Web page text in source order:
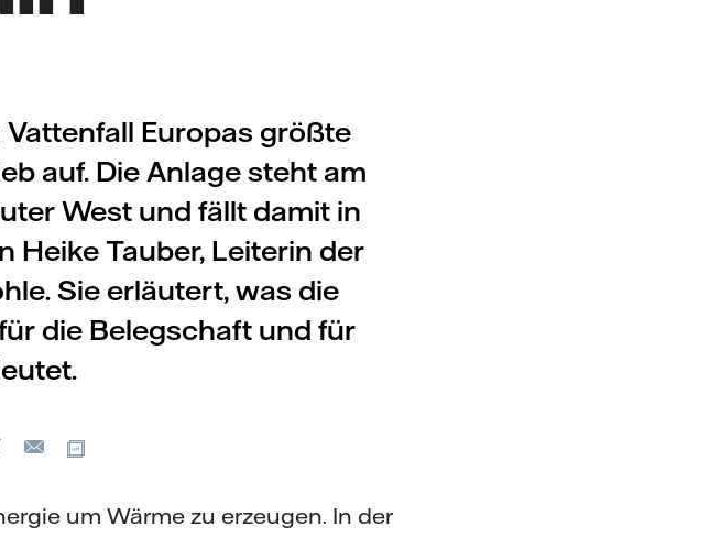
Europas größte
auf. Die Anlage steht am
West und fällt damit in
Tauber, Leiterin der
Sie erläutert, was die
die Belegschaft und für
Xing
E-
um Wärme zu erzeugen. In der